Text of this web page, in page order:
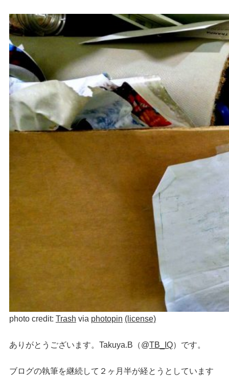
photo credit: Trash via photopin (license)
ありがとうございます。Takuya.B（@TB_IQ）です。
ブログの執筆を継続して２ヶ月半が経とうとしています